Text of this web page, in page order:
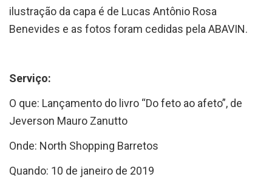
Benevides e as fotos foram cedidas pela ABAVIN.
O que: Lançamento do livro “Do feto ao afeto”, de
Jeverson Mauro Zanutto
Quando: 10 de janeiro de 2019
Horário: às 19h30